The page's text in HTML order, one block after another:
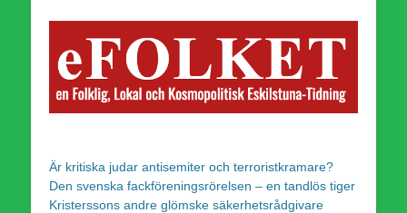
Är kritiska judar antisemiter och terroristkramare?
Den svenska fackföreningsrörelsen – en tandlös tiger
Kristerssons andre glömske säkerhetsrådgivare